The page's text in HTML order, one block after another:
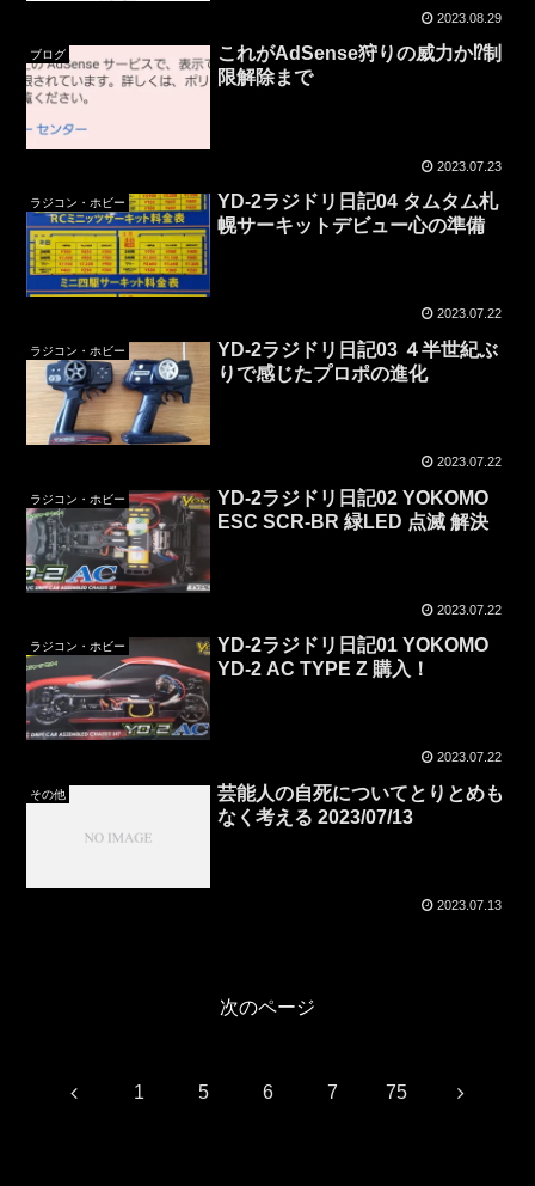
2023.08.29
ブログ
これがAdSense狩りの威力か⁉制
限解除まで
2023.07.23
ラジコン・ホビー
YD-2ラジドリ日記04 タムタム札
幌サーキットデビュー心の準備
2023.07.22
ラジコン・ホビー
YD-2ラジドリ日記03 ４半世紀ぶ
りで感じたプロポの進化
2023.07.22
ラジコン・ホビー
YD-2ラジドリ日記02 YOKOMO
ESC SCR-BR 緑LED 点滅 解決
2023.07.22
ラジコン・ホビー
YD-2ラジドリ日記01 YOKOMO
YD-2 AC TYPE Z 購入！
2023.07.22
その他
芸能人の自死についてとりとめも
なく考える 2023/07/13
2023.07.13
次のページ
前 1 5 6 7 75 次